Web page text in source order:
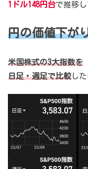
1ドル148円台で推移し
円の価値下が
米国株式の3大指数を
日足・週足で比較し